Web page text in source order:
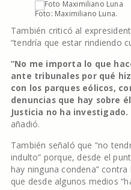
Foto: Maximiliano Luna.
También criticó al
“tendría que estar rindiendo
“No me importa lo que
ante tribunales por qué
con los parques eólicos,
denuncias que hay sobre
Justicia no ha investigado.
añadió.
También señaló que “no
indulto” porque, desde el
hay ninguna condena”
que desde algunos medios